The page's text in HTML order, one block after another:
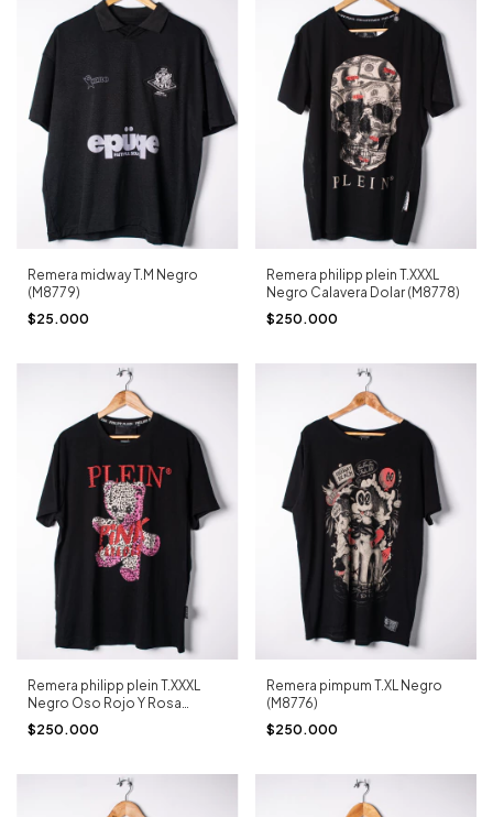
Remera midway T.M Negro
(M8779)
$25.000
Remera philipp plein T.XXXL
Negro Calavera Dolar (M8778)
$250.000
Remera philipp plein T.XXXL
Negro Oso Rojo Y Rosa
(M8777)
$250.000
Remera pimpum T.XL Negro
(M8776)
$250.000